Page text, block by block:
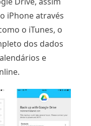
iPhone através
o iTunes, o
dos dados
e